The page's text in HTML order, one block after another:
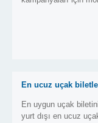
En ucuz uçak
En uygun uçak
yurt dışı en ucuz